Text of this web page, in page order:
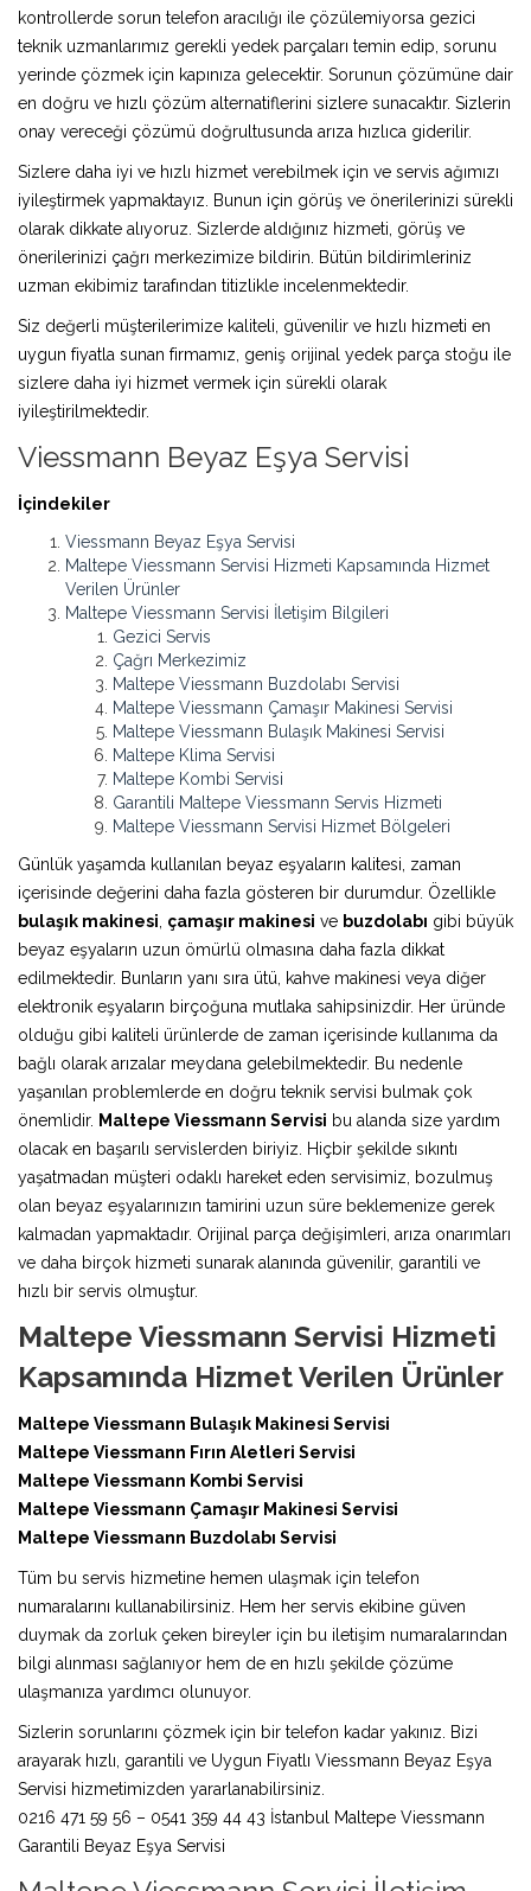
kontrollerde sorun telefon aracılığı ile çözülemiyorsa gezici
teknik uzmanlarımız gerekli yedek parçaları temin edip, sorunu
yerinde çözmek için kapınıza gelecektir. Sorunun çözümüne dair
en doğru ve hızlı çözüm alternatiflerini sizlere sunacaktır. Sizlerin
onay vereceği çözümü doğrultusunda arıza hızlıca giderilir.
Sizlere daha iyi ve hızlı hizmet verebilmek için ve servis ağımızı
iyileştirmek yapmaktayız. Bunun için görüş ve önerilerinizi sürekli
olarak dikkate alıyoruz. Sizlerde aldığınız hizmeti, görüş ve
önerilerinizi çağrı merkezimize bildirin. Bütün bildirimleriniz
uzman ekibimiz tarafından titizlikle incelenmektedir.
Siz değerli müşterilerimize kaliteli, güvenilir ve hızlı hizmeti en
uygun fiyatla sunan firmamız, geniş orijinal yedek parça stoğu ile
sizlere daha iyi hizmet vermek için sürekli olarak
iyileştirilmektedir.
Viessmann Beyaz Eşya Servisi
İçindekiler
Viessmann Beyaz Eşya Servisi
Maltepe Viessmann Servisi Hizmeti Kapsamında Hizmet
Verilen Ürünler
Maltepe Viessmann Servisi İletişim Bilgileri
Gezici Servis
Çağrı Merkezimiz
Maltepe Viessmann Buzdolabı Servisi
Maltepe Viessmann Çamaşır Makinesi Servisi
Maltepe Viessmann Bulaşık Makinesi Servisi
Maltepe Klima Servisi
Maltepe Kombi Servisi
Garantili Maltepe Viessmann Servis Hizmeti
Maltepe Viessmann Servisi Hizmet Bölgeleri
Günlük yaşamda kullanılan beyaz eşyaların kalitesi, zaman
içerisinde değerini daha fazla gösteren bir durumdur. Özellikle
bulaşık makinesi çamaşır makinesi ve buzdolabı gibi büyük
beyaz eşyaların uzun ömürlü olmasına daha fazla dikkat
edilmektedir. Bunların yanı sıra ütü, kahve makinesi veya diğer
elektronik eşyaların birçoğuna mutlaka sahipsinizdir. Her üründe
olduğu gibi kaliteli ürünlerde de zaman içerisinde kullanıma da
bağlı olarak arızalar meydana gelebilmektedir. Bu nedenle
yaşanılan problemlerde en doğru teknik servisi bulmak çok
önemlidir. Maltepe Viessmann Servisi bu alanda size yardım
olacak en başarılı servislerden biriyiz. Hiçbir şekilde sıkıntı
yaşatmadan müşteri odaklı hareket eden servisimiz, bozulmuş
olan beyaz eşyalarınızın tamirini uzun süre beklemenize gerek
kalmadan yapmaktadır. Orijinal parça değişimleri, arıza onarımları
ve daha birçok hizmeti sunarak alanında güvenilir, garantili ve
hızlı bir servis olmuştur.
Maltepe Viessmann Servisi Hizmeti
Kapsamında Hizmet Verilen Ürünler
Maltepe Viessmann Bulaşık Makinesi Servisi
Maltepe Viessmann Fırın Aletleri Servisi
Maltepe Viessmann Kombi Servisi
Maltepe Viessmann Çamaşır Makinesi Servisi
Maltepe Viessmann Buzdolabı Servisi
Tüm bu servis hizmetine hemen ulaşmak için telefon
numaralarını kullanabilirsiniz. Hem her servis ekibine güven
duymak da zorluk çeken bireyler için bu iletişim numaralarından
bilgi alınması sağlanıyor hem de en hızlı şekilde çözüme
ulaşmanıza yardımcı olunuyor.
Sizlerin sorunlarını çözmek için bir telefon kadar yakınız. Bizi
arayarak hızlı, garantili ve Uygun Fiyatlı Viessmann Beyaz Eşya
Servisi hizmetimizden yararlanabilirsiniz.
0216 471 59 56 – 0541 359 44 43 İstanbul Maltepe Viessmann
Garantili Beyaz Eşya Servisi